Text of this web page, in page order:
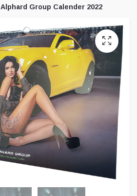
Alphard Group Calender 2022